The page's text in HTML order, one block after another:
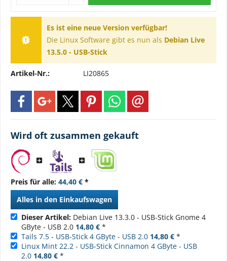
Es ist eine neue Version verfügbar!
Die Linux Software gibt es nun als Debian Live
13.5.0 - USB-Stick
Artikel-Nr.: LI20865
Wird oft zusammen gekauft
Preis für alle: 44,40 € *
Alles in den Einkaufswagen
Dieser Artikel: Debian Live 13.3.0 - USB-Stick Gnome 4
GByte - USB 2.0 14,80 € *
Tails 7.5 - USB-Stick 4 GByte - USB 2.0 14,80 € *
Linux Mint 22.2 - USB-Stick Cinnamon 4 GByte - USB
2.0 14,80 € *